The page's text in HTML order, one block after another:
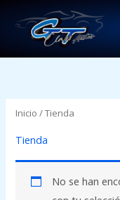
contenido
Inicio / Tienda
Tienda
No se han